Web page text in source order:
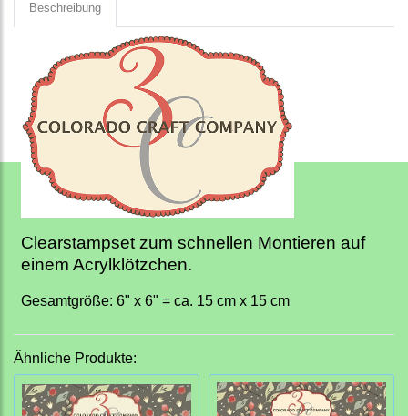
Beschreibung
Clearstampset zum schnellen Montieren auf
einem Acrylklötzchen.
Gesamtgröße: 6" x 6" = ca. 15 cm x 15 cm
Ähnliche Produkte: